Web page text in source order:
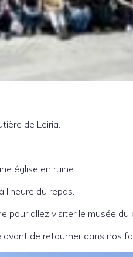
de Leiria.
église en ruine.
l’heure du repas.
pour allez visiter le musée du
de retourner dans nos